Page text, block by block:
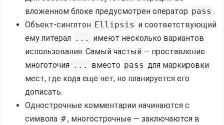
вложенном блоке предусмотрен оператор pass .
Объект-синглтон Ellipsis и соответствующий
ему литерал ...
имеют несколько вариантов
использования. Самый частый — проставление
многоточия ... вместо pass для маркировки
мест, где кода еще нет, но планируется его
дописать.
Однострочные комментарии начинаются с
символа #, многострочные — заключаются в